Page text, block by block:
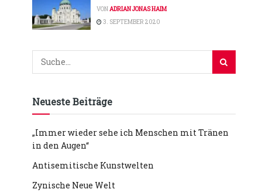
VONADRIAN JONAS HAIM
3. SEPTEMBER 2020
Neueste Beiträge
„Immer wieder sehe ich Menschen mit Tränen
in den Augen“
Antisemitische Kunstwelten
Zynische Neue Welt